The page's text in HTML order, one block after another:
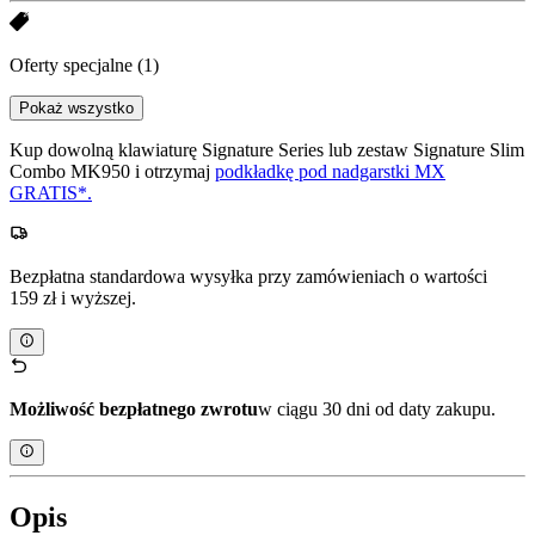
Oferty specjalne (1)
Pokaż wszystko
Kup dowolną klawiaturę Signature Series lub zestaw Signature Slim
Combo MK950 i otrzymaj podkładkę pod nadgarstki MX
GRATIS*.
Bezpłatna standardowa wysyłka przy zamówieniach o wartości
159 zł i wyższej.
Możliwość bezpłatnego zwrotuw ciągu 30 dni od daty zakupu.
Opis